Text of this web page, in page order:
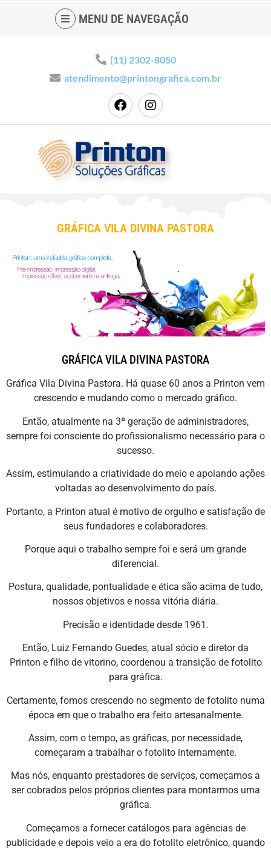
MENU DE NAVEGAÇÃO
(11) 2302-8050
atendimento@printongrafica.com.br
GRÁFICA VILA DIVINA PASTORA
GRÁFICA VILA DIVINA PASTORA
Gráfica Vila Divina Pastora. Há quase 60 anos a Printon vem
crescendo e mudando como o mercado gráfico.
Então, atualmente na 3ª geração de administradores,
sempre foi consciente do profissionalismo necessário para o
sucesso.
Assim, estimulando a criatividade do meio e apoiando ações
voltadas ao desenvolvimento do país.
Portanto, a Printon atual é motivo de orgulho e satisfação de
seus fundadores e colaboradores.
Porque aqui o trabalho sempre foi e será um grande
diferencial.
Postura, qualidade, pontualidade e ética são acima de tudo,
nossos objetivos e nossa vitória diária.
Precisão e identidade desde 1961.
Então, Luiz Fernando Guedes, atual sócio e diretor da
Printon e filho de vitorino, coordenou a transição de fotolito
para gráfica.
Certamente, fomos crescendo no segmento de fotolito numa
época em que o trabalho era feito artesanalmente.
Assim, com o tempo, as gráficas, por necessidade,
começaram a trabalhar o fotolito internamente.
Mas nós, enquanto prestadores de serviços, começamos a
ser cobrados pelos próprios clientes para montarmos uma
gráfica.
Começamos a fornecer catálogos para agências de
publicidade e depois veio a era do fotolito eletrônico, quando